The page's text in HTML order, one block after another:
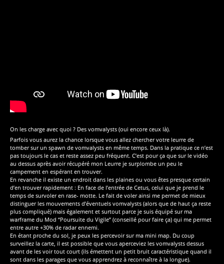
On les charge avec quoi ? Des vomvalysts (oui encore ceux là).
Parfois vous aurez la chance lorsque vous allez chercher votre leurre de
tomber sur un spawn de vomvalysts en même temps. Dans la pratique ce n’est
pas toujours le cas et reste assez peu fréquent. C’est pour ça que sur le vidéo
au dessus après avoir récupéré mon Leurre je surplombe un peu le
campement en espérant en trouver.
En revanche il existe un endroit dans les plaines ou vous êtes presque certain
d’en trouver rapidement : En face de l’entrée de Cetus, celui que je prend le
temps de survoler en rase- motte. Le fait de voler ainsi me permet de mieux
distinguer les mouvements d’éventuels vomvalysts (alors que de haut ça reste
plus compliqué) mais également et surtout parce je suis équipé sur ma
warframe du Mod “Poursuite du Vigile” (conseillé pour faire ça) qui me permet
entre autre +30% de radar ennemi.
En étant proche du sol, je peux les percevoir sur ma mini map. Du coup
surveillez la carte, il est possible que vous aperceviez les vomvalysts dessus
avant de les voir tout court (ils émettent un petit bruit caractéristique quand il
sont dans les parages que vous apprendrez à reconnaître à la longue).